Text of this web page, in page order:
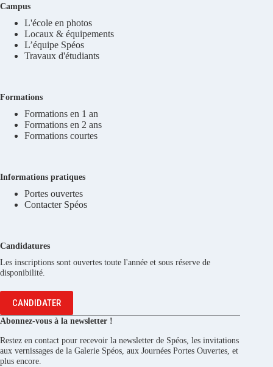
Campus
L'école en photos
Locaux & équipements
L’équipe Spéos
Travaux d'étudiants
Formations
Formations en 1 an
Formations en 2 ans
Formations courtes
Informations pratiques
Portes ouvertes
Contacter Spéos
Candidatures
Les inscriptions sont ouvertes toute l'année et sous réserve de
disponibilité.
CANDIDATER
Abonnez-vous à la newsletter !
Restez en contact pour recevoir la newsletter de Spéos, les invitations
aux vernissages de la Galerie Spéos, aux Journées Portes Ouvertes, et
plus encore.